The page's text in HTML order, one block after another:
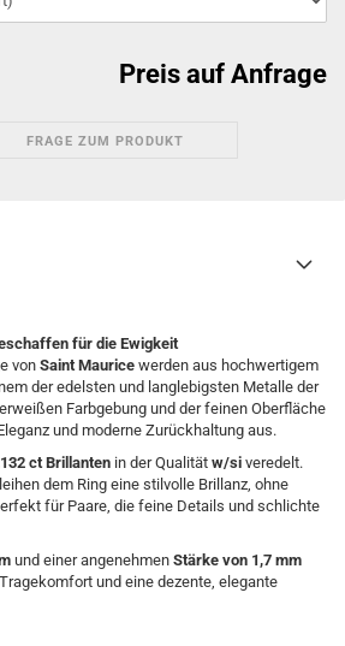
Preis auf Anfrage
FRAGE ZUM PRODUKT
für die Ewigkeit
von Saint Maurice werden aus hochwertigem
der edelsten und langlebigsten Metalle der
Farbgebung und der feinen Oberfläche
und moderne Zurückhaltung aus.
ct Brillanten in der Qualität w/si veredelt.
dem Ring eine stilvolle Brillanz, ohne
für Paare, die feine Details und schlichte
und einer angenehmen Stärke von 1,7 mm
und eine dezente, elegante